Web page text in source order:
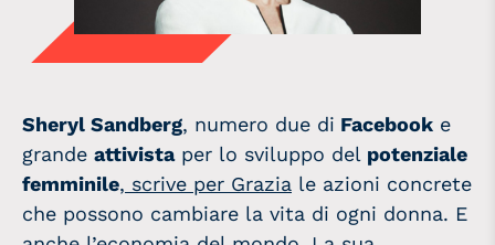
Sheryl Sandberg, numero due di Facebook e
grande attivistaper lo sviluppo del potenziale
femminile, scrive per Grazia le azioni concrete
che possono cambiare la vita di ogni donna. E